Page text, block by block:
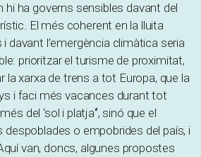
hi ha governs sensibles davant del
El més coherent en la lluita
davant l’emergència climàtica seria
prioritzar el turisme de proximitat,
la xarxa de trens a tot Europa, que la
i faci més vacances durant tot
del ‘sol i platja‘, sinó que el
despoblades o empobrides del país, i
van, doncs, algunes propostes